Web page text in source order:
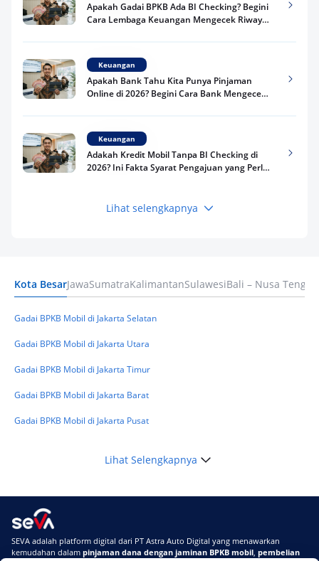
Apakah Gadai BPKB Ada BI Checking? Begini
Cara Lembaga Keuangan Mengecek Riwayat
Keuangan
Apakah Bank Tahu Kita Punya Pinjaman
Online di 2026? Begini Cara Bank Mengecek
Keuangan
Adakah Kredit Mobil Tanpa BI Checking di
2026? Ini Fakta Syarat Pengajuan yang Perlu
Keuangan
Keuangan
Masuk BI Checking? Simak Peraturan
Lihat selengkapnya
Kota BesarJawaSumatraKalimantanSulawesiBali – Nusa
Gadai BPKB Mobil di Jakarta Selatan
Gadai BPKB Mobil di Jakarta Utara
Gadai BPKB Mobil di Jakarta Timur
Gadai BPKB Mobil di Jakarta Barat
Gadai BPKB Mobil di Jakarta Pusat
Lihat Selengkapnya
SEVA adalah platform digital dari PT Astra Auto Digital yang menawarkan
kemudahan dalam pinjaman dana dengan jaminan BPKB mobil, pembelian